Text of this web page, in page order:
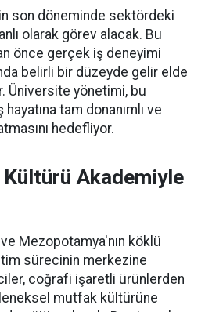
son döneminde sektördeki
olarak görev alacak. Bu
önce gerçek iş deneyimi
belirli bir düzeyde gelir elde
Üniversite yönetimi, bu
tam donanımlı ve
hedefliyor.
Akademiyle
Mezopotamya'nın köklü
sürecinin merkezine
coğrafi işaretli ürünlerden
mutfak kültürüne